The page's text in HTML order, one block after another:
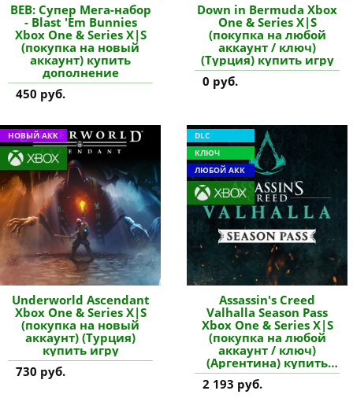
BEB: Cупер Мега-набор
- Blast 'Em Bunnies
Xbox One & Series X|S
(покупка на новый
аккаунт) купить
дополнение
450 руб.
Down in Bermuda Xbox
One & Series X|S
(покупка на любой
аккаунт / ключ)
(Турция) купить игру
0 руб.
НОВЫЙ АКК
Underworld Ascendant
Xbox One & Series X|S
(покупка на новый
аккаунт) (Турция)
купить игру
730 руб.
DLC
КЛЮЧ
ЛЮБОЙ АКК
Assassin's Creed
Valhalla Season Pass
Xbox One & Series X|S
(покупка на любой
аккаунт / ключ)
(Аргентина) купить
дополнение
2 193 руб.